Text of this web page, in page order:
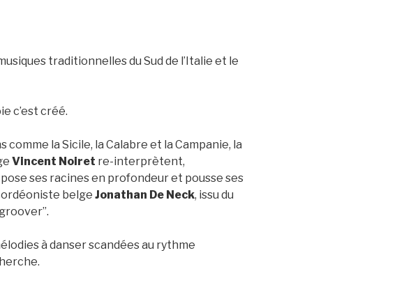
traditionnelles du Sud de l’Italie et le
c’est créé.
la Sicile, la Calabre et la Campanie, la
Vincent Noiret re-interprètent,
ses racines en profondeur et pousse ses
belge Jonathan De Neck, issu du
à danser scandées au rythme